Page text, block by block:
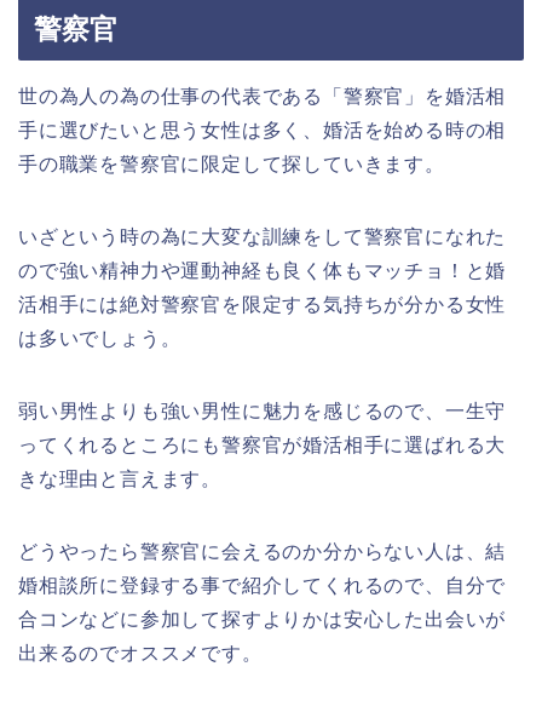
警察官
世の為人の為の仕事の代表である「警察官」を婚活相
手に選びたいと思う女性は多く、婚活を始める時の相
手の職業を警察官に限定して探していきます。
いざという時の為に大変な訓練をして警察官になれた
ので強い精神力や運動神経も良く体もマッチョ！と婚
活相手には絶対警察官を限定する気持ちが分かる女性
は多いでしょう。
弱い男性よりも強い男性に魅力を感じるので、一生守
ってくれるところにも警察官が婚活相手に選ばれる大
きな理由と言えます。
どうやったら警察官に会えるのか分からない人は、結
婚相談所に登録する事で紹介してくれるので、自分で
合コンなどに参加して探すよりかは安心した出会いが
出来るのでオススメです。